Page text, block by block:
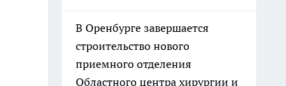
В Оренбурге завершается
строительство нового
приемного отделения
Областного центра хирургии и